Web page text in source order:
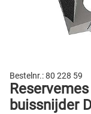
Bestelnr.:80 228 59
buissnijder